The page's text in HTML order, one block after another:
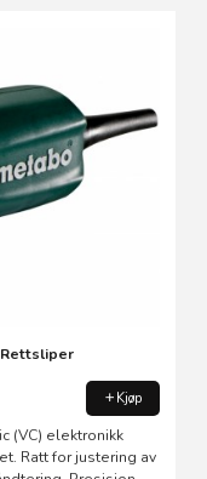
Rettsliper
Kjøp
(VC) elektronikk
Ratt for justering av